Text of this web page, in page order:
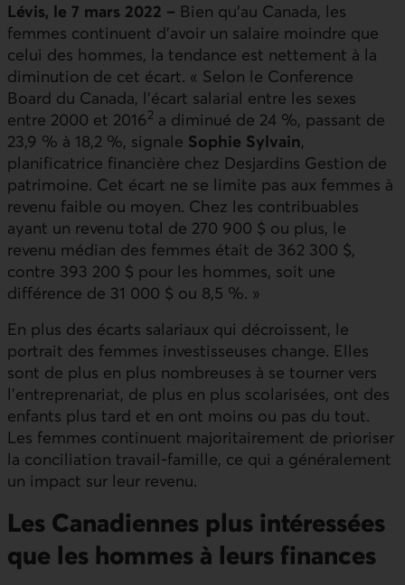
Lévis, le 7 mars 2022 – Bien qu’au Canada, les
femmes continuent d’avoir un salaire moindre que
celui des hommes, la tendance est nettement à la
diminution de cet écart. « Selon le Conference
Board du Canada, l’écart salarial entre les sexes
entre 2000 et 20162 a diminué de 24 %, passant de
23,9 % à 18,2 %, signale Sophie Sylvain,
planificatrice financière chez Desjardins Gestion de
patrimoine. Cet écart ne se limite pas aux femmes à
revenu faible ou moyen. Chez les contribuables
ayant un revenu total de 270 900 $ ou plus, le
revenu médian des femmes était de 362 300 $,
contre 393 200 $ pour les hommes, soit une
différence de 31 000 $ ou 8,5 %. »
En plus des écarts salariaux qui décroissent, le
portrait des femmes investisseuses change. Elles
sont de plus en plus nombreuses à se tourner vers
l’entreprenariat, de plus en plus scolarisées, ont des
enfants plus tard et en ont moins ou pas du tout.
Les femmes continuent majoritairement de prioriser
la conciliation travail-famille, ce qui a généralement
un impact sur leur revenu.
Les Canadiennes plus intéressées
que les hommes à leurs finances